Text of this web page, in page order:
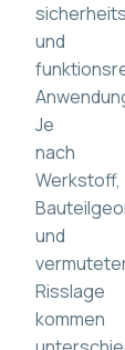
und
Je
nach
Werkstoff,
und
Risslage
kommen